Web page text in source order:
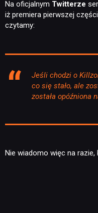
Na oficjalnym Twitterze
iż premiera pierwszej
czytamy:
Jeśli chodzi o
co się stało, ale
została opóźniona
Nie wiadomo więc na razie,